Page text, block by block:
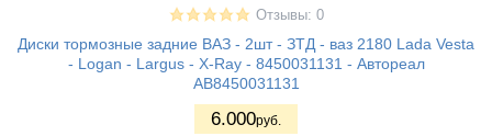
Отзывы: 0
Диски тормозные задние ВАЗ - 2шт - ЗТД - ваз 2180 Lada Vesta
- Logan - Largus - X-Ray - 8450031131 - Автореал
АВ8450031131
6.000руб.